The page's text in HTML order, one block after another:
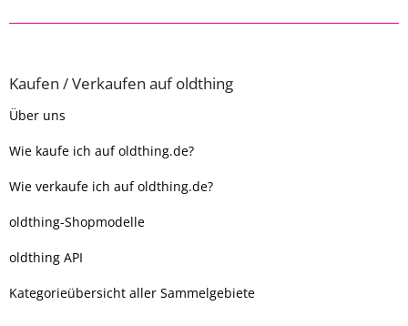
Kaufen / Verkaufen auf oldthing
Über uns
Wie kaufe ich auf oldthing.de?
Wie verkaufe ich auf oldthing.de?
oldthing-Shopmodelle
oldthing API
Kategorieübersicht aller Sammelgebiete